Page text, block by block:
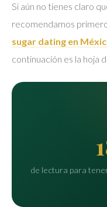
Si aún no tienes claro
recomendamos
sugar dating en
continuación es la hoja
de lectura para